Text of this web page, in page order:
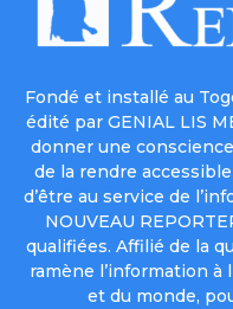
Fondé et installé au
édité par GENIAL LIS
donner une
de la rendre
d’être au service de
NOUVEAU
qualifiées. Affilié de la
ramène l’information à
et du monde,